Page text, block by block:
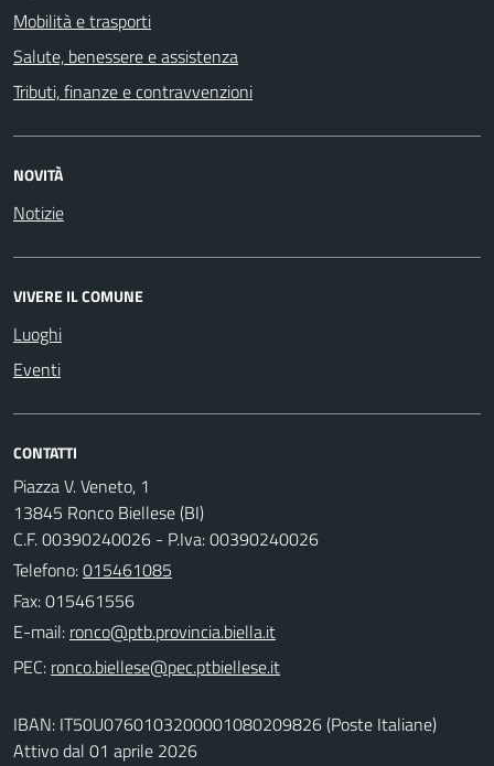
Mobilità e trasporti
Salute, benessere e assistenza
Tributi, finanze e contravvenzioni
NOVITÀ
Notizie
VIVERE IL COMUNE
Luoghi
Eventi
CONTATTI
Piazza V. Veneto, 1
13845 Ronco Biellese (BI)
C.F. 00390240026 - P.Iva: 00390240026
Telefono:015461085
Fax: 015461556
E-mail:
PEC:
IBAN: IT50U0760103200001080209826 (Poste Italiane)
Attivo dal 01 aprile 2026